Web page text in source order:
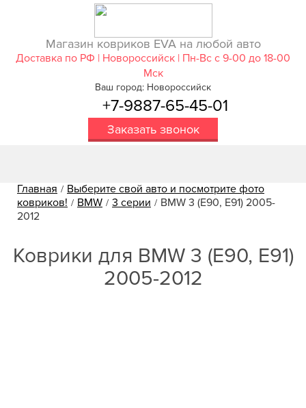
Магазин ковриков EVA ​на любой авто
Доставка по РФ | Новороссийск | Пн-Вс с 9-00 до 18-00
Мск
Ваш город: Новороссийск
+7-9887-65-45-01
Заказать звонок
Главная / Выберите свой авто и посмотрите фото
ковриков! / BMW / 3 серии / BMW 3 (Е90, Е91) 2005-
2012
Коврики для BMW 3 (Е90, Е91)
2005-2012